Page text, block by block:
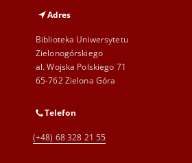
Adres
Biblioteka Uniwersytetu
Zielonogórskiego
al. Wojska Polskiego 71
65-762 Zielona Góra
Telefon
(+48) 68 328 21 55